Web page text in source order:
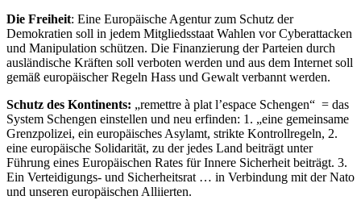
Die Freiheit: Eine Europäische Agentur zum Schutz der
Demokratien soll in jedem Mitgliedsstaat Wahlen vor Cyberattacken
und Manipulation schützen. Die Finanzierung der Parteien durch
ausländische Kräften soll verboten werden und aus dem Internet soll
gemäß europäischer Regeln Hass und Gewalt verbannt werden.
Schutz des Kontinents: „remettre à plat l’espace Schengen“ = das
System Schengen einstellen und neu erfinden: 1. „eine gemeinsame
Grenzpolizei, ein europäisches Asylamt, strikte Kontrollregeln, 2.
eine europäische Solidarität, zu der jedes Land beiträgt unter
Führung eines Europäischen Rates für Innere Sicherheit beiträgt. 3.
Ein Verteidigungs- und Sicherheitsrat … in Verbindung mit der Nato
und unseren europäischen Alliierten.